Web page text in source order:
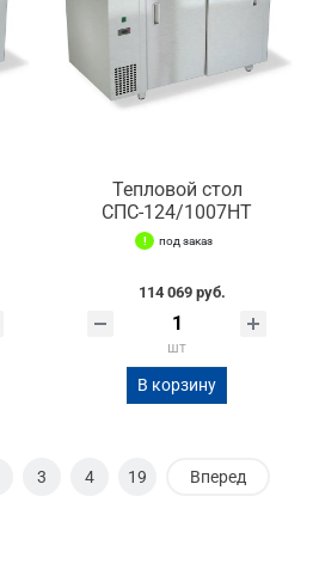
Тепловой стол
СПС-124/1007НТ
под заказ
114 069 руб.
шт
В корзину
3 4 19 Вперед